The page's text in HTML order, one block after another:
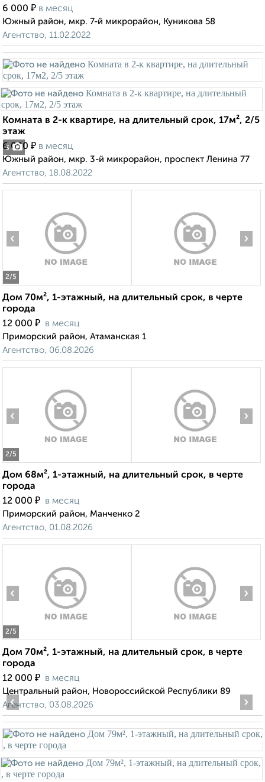
6 000 ₽ в месяц
Южный район, мкр. 7-й микрорайон, Куникова 58
Агентство, 11.02.2022
3
Комната в 2-к квартире, на длительный срок, 17м², 2/5
этаж
6 000 ₽ в месяц
Южный район, мкр. 3-й микрорайон, проспект Ленина 77
Агентство, 18.08.2022
2/5
‹ ›
Дом 70м², 1-этажный, на длительный срок, в черте
города
12 000 ₽ в месяц
Приморский район, Атаманская 1
Агентство, 06.08.2026
2/5
‹ ›
Дом 68м², 1-этажный, на длительный срок, в черте
города
12 000 ₽ в месяц
Приморский район, Манченко 2
Агентство, 01.08.2026
2/5
‹ ›
Дом 70м², 1-этажный, на длительный срок, в черте
города
12 000 ₽ в месяц
Центральный район, Новороссийской Республики 89
Агентство, 03.08.2026
‹ ›